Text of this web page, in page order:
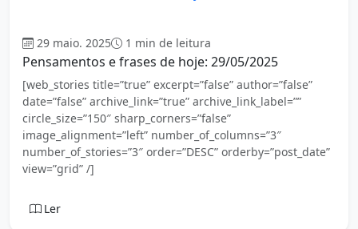
29 maio. 2025 1 min de leitura
Pensamentos e frases de hoje: 29/05/2025
[web_stories title=”true” excerpt=”false” author=”false”
date=”false” archive_link=”true” archive_link_label=””
circle_size=”150″ sharp_corners=”false”
image_alignment=”left” number_of_columns=”3″
number_of_stories=”3″ order=”DESC” orderby=”post_date”
view=”grid” /]
Ler